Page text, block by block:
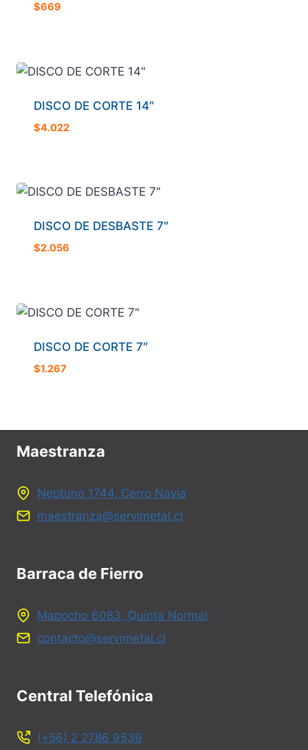
$669
DISCO DE CORTE 14″
$4.022
DISCO DE DESBASTE 7″
$2.056
DISCO DE CORTE 7″
$1.267
Maestranza
Neptuno 1744, Cerro Navia
maestranza@servimetal.cl
Barraca de Fierro
Mapocho 6083, Quinta Normal
contacto@servimetal.cl
Central Telefónica
(+56) 2 2786 9539